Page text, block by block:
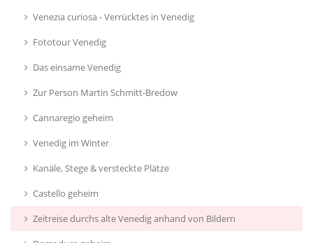
Venezia curiosa - Verrücktes in Venedig
Fototour Venedig
Das einsame Venedig
Zur Person Martin Schmitt-Bredow
Cannaregio geheim
Venedig im Winter
Kanäle, Stege & versteckte Plätze
Castello geheim
Zeitreise durchs alte Venedig anhand von Bildern